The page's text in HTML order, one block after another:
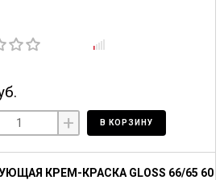
+ В КОРЗИНУ
КРЕМ-КРАСКА GLOSS 66/65 60